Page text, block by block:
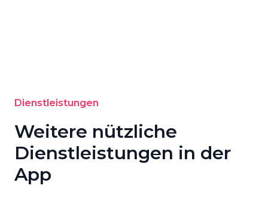
Dienstleistungen
Weitere nützliche
Dienstleistungen in der
App